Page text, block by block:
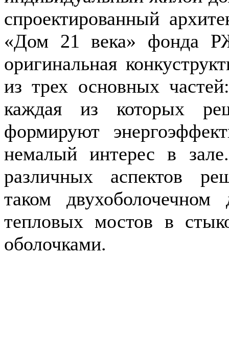
спроектированный
«Дом 21 века» фонда
оригинальная
из трех основных
каждая из которых
формируют
немалый интерес в
различных аспектов
таком
тепловых мостов в
оболочками.